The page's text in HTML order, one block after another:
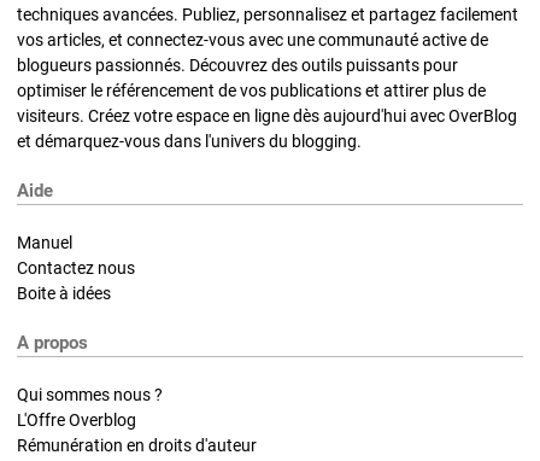
techniques avancées. Publiez, personnalisez et partagez facilement
vos articles, et connectez-vous avec une communauté active de
blogueurs passionnés. Découvrez des outils puissants pour
optimiser le référencement de vos publications et attirer plus de
visiteurs. Créez votre espace en ligne dès aujourd'hui avec OverBlog
et démarquez-vous dans l'univers du blogging.
Aide
Manuel
Contactez nous
Boite à idées
A propos
Qui sommes nous ?
L'Offre Overblog
Rémunération en droits d'auteur